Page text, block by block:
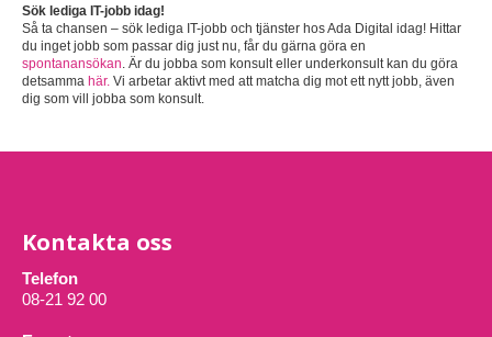
Sök lediga IT-jobb idag!
Så ta chansen – sök lediga IT-jobb och tjänster hos Ada Digital idag! Hittar
du inget jobb som passar dig just nu, får du gärna göra en
spontanansökan. Är du jobba som konsult eller underkonsult kan du göra
detsamma här. Vi arbetar aktivt med att matcha dig mot ett nytt jobb, även
dig som vill jobba som konsult.
Kontakta oss
Telefon
08-21 92 00